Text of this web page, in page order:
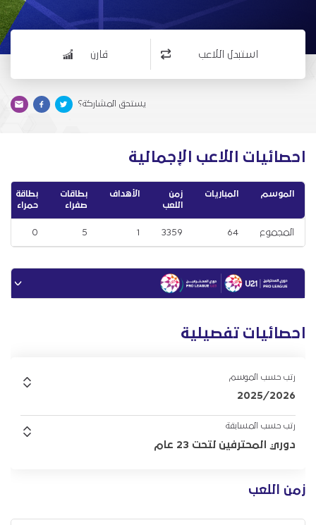
استبدل اللاعب قارن
يستحق المشاركة؟
زمن اللعب
احصائيات اللاعب الإجمالية
الموسم المباريات
زمن
اللعب
الأهداف
بطاقات
صفراء
بطاقة
حمراء
المجموع 64
3359
1
5
0
احصائيات تفصيلية
رتب حسب الموسم
2025/2026
رتب حسب المسابقة
دوري المحترفين لتحت 23 عام